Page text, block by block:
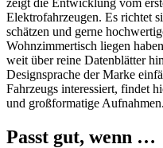
Elektrofahrzeugen. Es richtet
schätzen und gerne
Wohnzimmertisch liegen
weit über reine Datenblätter
Designsprache der Marke
Fahrzeugs interessiert, findet
und großformatige Aufnahmen.
Passt gut, wenn …